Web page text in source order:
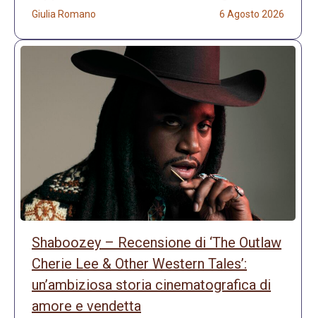
Giulia Romano 6 Agosto 2026
Shaboozey – Recensione di ‘The Outlaw
Cherie Lee & Other Western Tales’:
un’ambiziosa storia cinematografica di
amore e vendetta